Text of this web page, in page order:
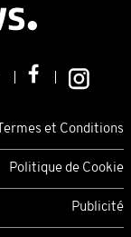
Termes et Conditions
Politique de Cookie
Publicité